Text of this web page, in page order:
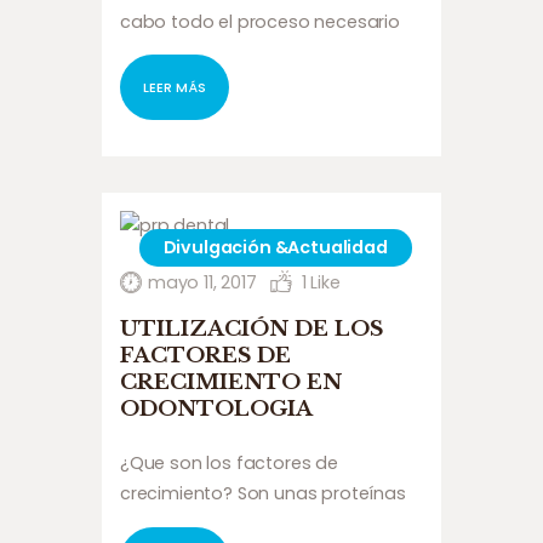
cabo todo el proceso necesario
hasta obtener el plasma rico en
plaquetas, desde la extracción de
sangre hasta la separación y
LEER MÁS
Divulgación &Actualidad
mayo 11, 2017
1 Like
UTILIZACIÓN DE LOS
FACTORES DE
CRECIMIENTO EN
ODONTOLOGIA
¿Que son los factores de
crecimiento? Son unas proteínas
contenidas en las plaquetas y se